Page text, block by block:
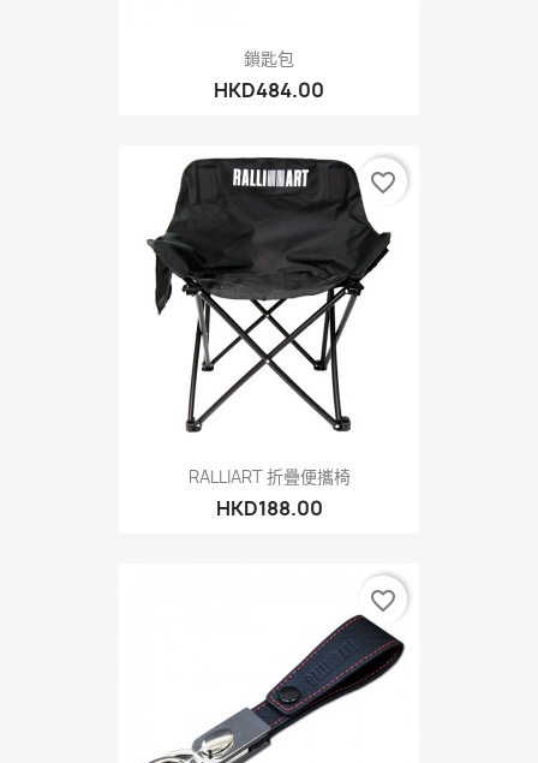
鎖匙包
HKD484.00
RALLIART 折疊便攜椅
HKD188.00
favorite_border
favorite_border